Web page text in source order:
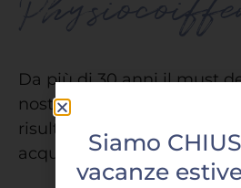
Da più di 30 anni il must
nostro Metodo
risultati nel settore
acquistarli anche sul
Siamo
vacanze